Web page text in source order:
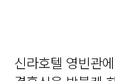
신라호텔 영빈관